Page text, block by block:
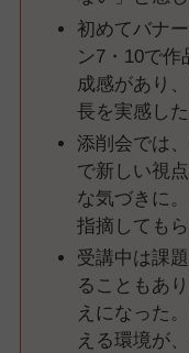
初めてバナ
ン7・10で作
成感があり
長を実感した
添削会では
で新しい視
な気づきに
指摘しても
受講中は課
ることもあ
えになった
える環境が